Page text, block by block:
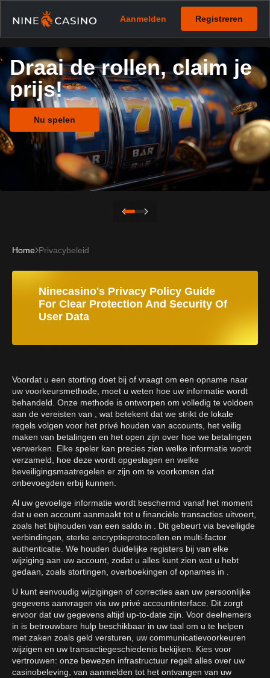
Aanmelden Registreren
Draai de rollen, claim je
prijs!
Nu spelen
Home Privacybeleid
Ninecasino's Privacy Policy Guide
For Clear Protection And Security Of
User Data
Voordat u een storting doet bij of vraagt om een opname naar
uw voorkeursmethode, moet u weten hoe uw informatie wordt
behandeld. Onze methode is ontworpen om volledig te voldoen
aan de vereisten van , wat betekent dat we strikt de lokale
regels volgen voor het privé houden van accounts, het veilig
maken van betalingen en het open zijn over hoe we betalingen
verwerken. Elke speler kan precies zien welke informatie wordt
verzameld, hoe deze wordt opgeslagen en welke
beveiligingsmaatregelen er zijn om te voorkomen dat
onbevoegden erbij kunnen.
Al uw gevoelige informatie wordt beschermd vanaf het moment
dat u een account aanmaakt tot u financiële transacties uitvoert,
zoals het bijhouden van een saldo in . Dit gebeurt via beveiligde
verbindingen, sterke encryptieprotocollen en multi-factor
authenticatie. We houden duidelijke registers bij van elke
wijziging aan uw account, zodat u alles kunt zien wat u hebt
gedaan, zoals stortingen, overboekingen of opnames in .
U kunt eenvoudig wijzigingen of correcties aan uw persoonlijke
gegevens aanvragen via uw privé accountinterface. Dit zorgt
ervoor dat uw gegevens altijd up-to-date zijn. Voor deelnemers
in is betrouwbare hulp beschikbaar in uw taal om u te helpen
met zaken zoals geld versturen, uw communicatievoorkeuren
wijzigen en uw transactiegeschiedenis bekijken. Kies voor
vertrouwen: onze bewezen infrastructuur regelt alles over uw
casinobeleving, van aanmelden tot het ontvangen van uw